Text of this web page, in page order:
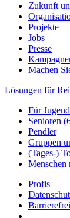
Zukunft
Projekte
Jobs
Presse
Machen
Lösungen für
Für
Senioren
Pendler
Gruppen
(Tages-)
Menschen
Profis